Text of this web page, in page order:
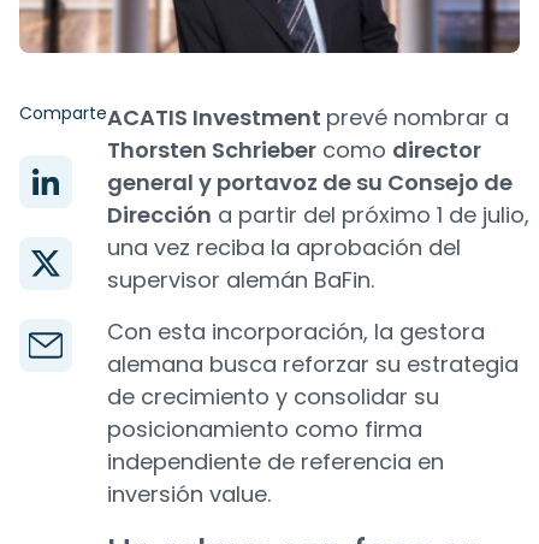
ComparteACATIS Investment prevé nombrar a
Thorsten Schrieber como director
general y portavoz de su Consejo de
Dirección a partir del próximo 1 de julio,
una vez reciba la aprobación del
supervisor alemán BaFin.
Con esta incorporación, la gestora
alemana busca reforzar su estrategia
de crecimiento y consolidar su
posicionamiento como firma
independiente de referencia en
inversión value.